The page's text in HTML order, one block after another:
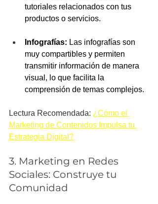
tutoriales relacionados con tus
productos o servicios.
Infografías: Las infografías son
muy compartibles y permiten
transmitir información de manera
visual, lo que facilita la
comprensión de temas complejos.
Lectura Recomendada: ¿Cómo el
Marketing de Contenidos Impulsa tu
Estrategia Digital?
3. Marketing en Redes
Sociales: Construye tu
Comunidad